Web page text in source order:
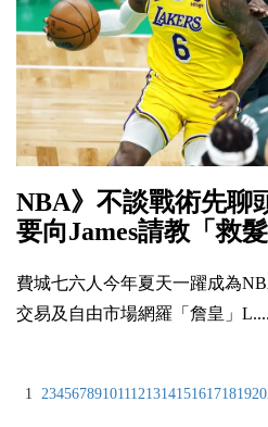
NBA》不談戰術先聊
要向James請教「救
費城七六人今年夏天一躍成為
交易及自由市場網羅「詹皇」
1 234567891011121314151617181920